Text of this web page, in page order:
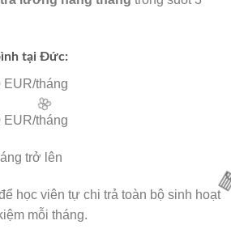
🌸
tại Đức:
EUR/tháng
EUR/tháng
trở lên
học viên tự chi trả toàn bộ sinh hoạt
mỗi tháng.